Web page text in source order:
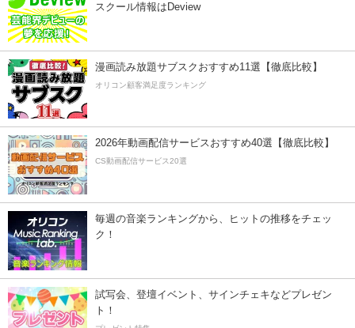
スクール情報はDeview
漫画読み放題サブスクおすすめ11選【徹底比較】
オリコン顧客満足度ランキング
2026年動画配信サービスおすすめ40選【徹底比較】
CS動画配信サービス20選
毎週の音楽ランキングから、ヒットの推移をチェッ
ク！
試写会、登壇イベント、サインチェキなどプレゼン
ト！